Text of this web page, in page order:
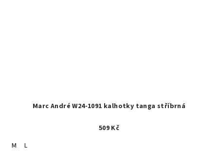
Marc André W24-1091 kalhotky tanga stříbrná
509 Kč
M
L